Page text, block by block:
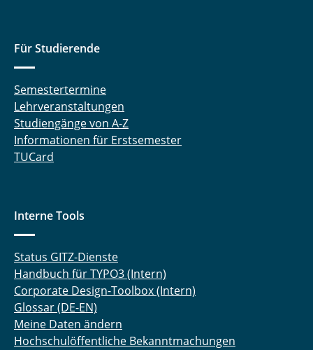
Für Studierende
Semestertermine
Lehrveranstaltungen
Studiengänge von A-Z
Informationen für Erstsemester
TUCard
Interne Tools
Status GITZ-Dienste
Handbuch für TYPO3 (Intern)
Corporate Design-Toolbox (Intern)
Glossar (DE-EN)
Meine Daten ändern
Hochschulöffentliche Bekanntmachungen